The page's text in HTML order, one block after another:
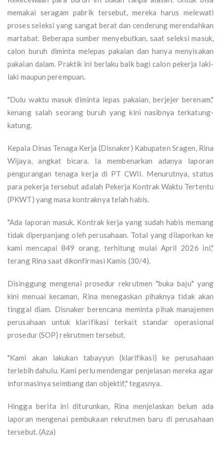
memakai seragam pabrik tersebut, mereka harus melewati
proses seleksi yang sangat berat dan cenderung merendahkan
martabat. Beberapa sumber menyebutkan, saat seleksi masuk,
calon buruh diminta melepas pakaian dan hanya menyisakan
pakaian dalam. Praktik ini berlaku baik bagi calon pekerja laki-
laki maupun perempuan.
"Dulu waktu masuk diminta lepas pakaian, berjejer berenam,"
kenang salah seorang buruh yang kini nasibnya terkatung-
katung.
Kepala Dinas Tenaga Kerja (Disnaker) Kabupaten Sragen, Rina
Wijaya, angkat bicara. Ia membenarkan adanya laporan
pengurangan tenaga kerja di PT CWII. Menurutnya, status
para pekerja tersebut adalah Pekerja Kontrak Waktu Tertentu
(PKWT) yang masa kontraknya telah habis.
"Ada laporan masuk. Kontrak kerja yang sudah habis memang
tidak diperpanjang oleh perusahaan. Total yang dilaporkan ke
kami mencapai 849 orang, terhitung mulai April 2026 ini,"
terang Rina saat dikonfirmasi Kamis (30/4).
Disinggung mengenai prosedur rekrutmen "buka baju" yang
kini menuai kecaman, Rina menegaskan pihaknya tidak akan
tinggal diam. Disnaker berencana meminta pihak manajemen
perusahaan untuk klarifikasi terkait standar operasional
prosedur (SOP) rekrutmen tersebut.
"Kami akan lakukan tabayyun (klarifikasi) ke perusahaan
terlebih dahulu. Kami perlu mendengar penjelasan mereka agar
informasinya seimbang dan objektif," tegasnya.
Hingga berita ini diturunkan, Rina menjelaskan belum ada
laporan mengenai pembukaan rekrutmen baru di perusahaan
tersebut. (Aza)